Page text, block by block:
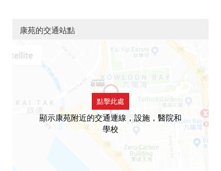
康苑的交通站點
點擊此處
顯示康苑附近的交通連線，設施，醫院和
學校